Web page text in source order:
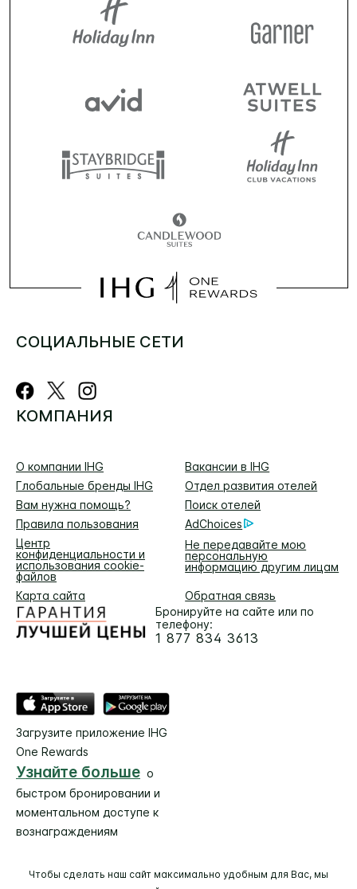
СОЦИАЛЬНЫЕ СЕТИ
КОМПАНИЯ
О компании IHG
Вакансии в IHG
Глобальные бренды IHG
Отдел развития отелей
Вам нужна помощь?
Поиск отелей
Правила пользования
AdChoices
Центр
конфиденциальности и
использования cookie-
файлов
Не передавайте мою
персональную
информацию другим лицам
Карта сайта
Обратная связь
Бронируйте на сайте или по
телефону:
1 877 834 3613
Загрузите приложение IHG
One Rewards
Узнайте больше о
быстром бронировании и
моментальном доступе к
вознаграждениям
Чтобы сделать наш сайт максимально удобным для Вас, мы